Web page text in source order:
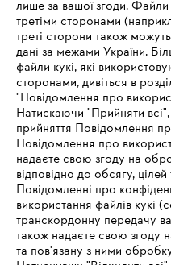
STIHL у Німеччині
Інформація для
Продукція
Контакт
Кар'єра
Система повідомлень
лише за вашої згоди.
третіми сторонами
треті сторони також
дані за межами України.
файли кукі, які
сторонами, дивіться в
"Повідомлення про
Натискаючи "Прийняти
прийняття Повідомлення
Повідомлення про
надаєте свою згоду на
відповідно до обсягу,
Повідомленні про
використання файлів кукі
транскордонну передачу
також надаєте свою згоду
та пов'язану з ними